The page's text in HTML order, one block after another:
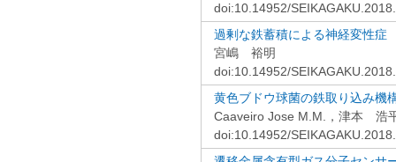
doi:10.14952/
過剰な鉄蓄積による神経変性症
宮嶋 裕明
doi:10.14952/
黄色ブドウ球菌の鉄取り込み機
Caaveiro Jose M.M.，津本 浩
doi:10.14952/